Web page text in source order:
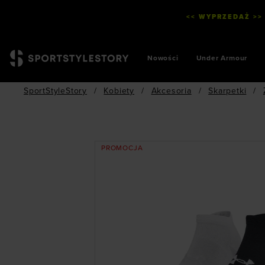
<< WYPRZEDAŻ
Nowości Under Armour
SportStyleStory / Kobiety / Akcesoria / Skarpetki /
PROMOCJA